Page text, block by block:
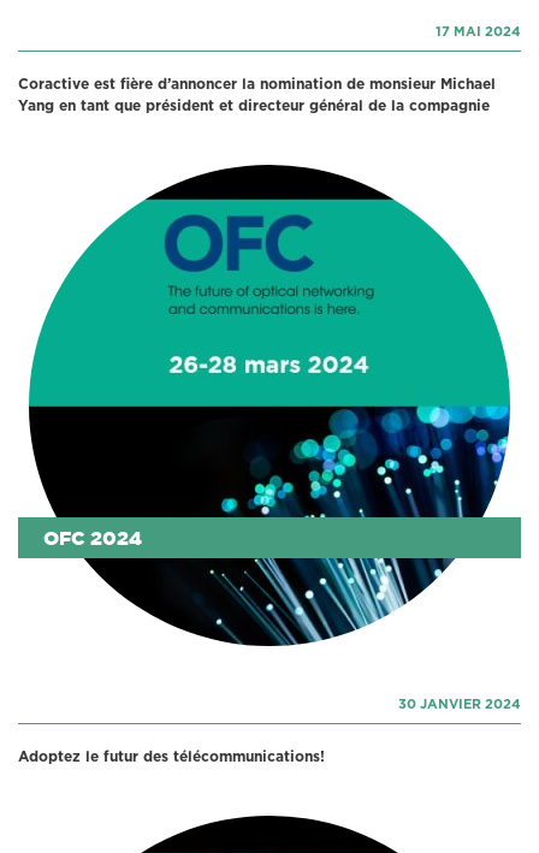
17 MAI 2024
Coractive est fière d’annoncer la nomination de monsieur Michael
Yang en tant que président et directeur général de la compagnie
OFC 2024
30 JANVIER 2024
Adoptez le futur des télécommunications!